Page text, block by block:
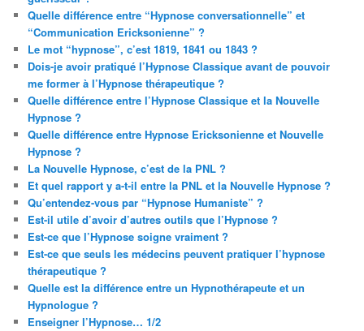
Quelle différence entre “Hypnose conversationnelle” et
“Communication Ericksonienne” ?
Le mot “hypnose”, c’est 1819, 1841 ou 1843 ?
Dois-je avoir pratiqué l’Hypnose Classique avant de pouvoir
me former à l’Hypnose thérapeutique ?
Quelle différence entre l’Hypnose Classique et la Nouvelle
Hypnose ?
Quelle différence entre Hypnose Ericksonienne et Nouvelle
Hypnose ?
La Nouvelle Hypnose, c’est de la PNL ?
Et quel rapport y a-t-il entre la PNL et la Nouvelle Hypnose ?
Qu’entendez-vous par “Hypnose Humaniste” ?
Est-il utile d’avoir d’autres outils que l’Hypnose ?
Est-ce que l’Hypnose soigne vraiment ?
Est-ce que seuls les médecins peuvent pratiquer l’hypnose
thérapeutique ?
Quelle est la différence entre un Hypnothérapeute et un
Hypnologue ?
Enseigner l’Hypnose… 1/2